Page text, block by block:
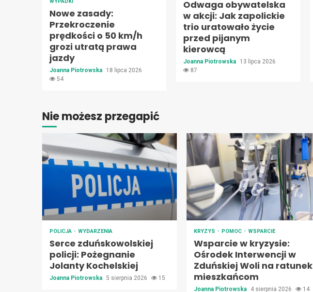
Nowe zasady:
Przekroczenie
prędkości o 50 km/h
grozi utratą prawa
jazdy
Joanna Piotrowska
18 lipca 2026
54
Odwaga obywatelska
w akcji: Jak zapolickie
trio uratowało życie
przed pijanym
kierowcą
Joanna Piotrowska
13 lipca 2026
87
Nie możesz przegapić
POLICJA WYDARZENIA
Serce zduńskowolskiej
policji: Pożegnanie
Jolanty Kochelskiej
Joanna Piotrowska 5 sierpnia 2026 15
KRYZYS POMOC WSPARCIE
Wsparcie w kryzysie:
Ośrodek Interwencji w
Zduńskiej Woli na ratunek
mieszkańcom
Joanna Piotrowska 4 sierpnia 2026 14